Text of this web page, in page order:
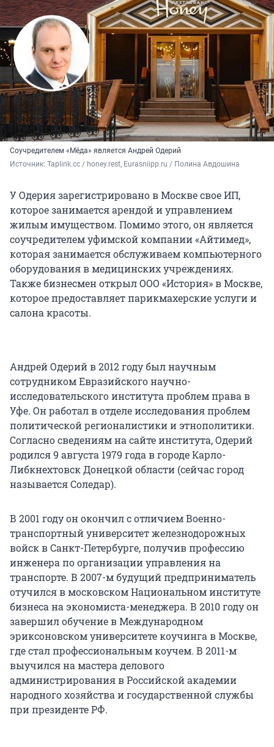
Соучредителем «Мёда» является Андрей Одерий
Источник: Taplink.cc / honey.rest, Eurasniipp.ru / Полина Авдошина
У Одерия зарегистрировано в Москве свое ИП,
которое занимается арендой и управлением
жилым имуществом. Помимо этого, он является
соучредителем уфимской компании «Айтимед»,
которая занимается обслуживаем компьютерного
оборудования в медицинских учреждениях.
Также бизнесмен открыл ООО «История» в Москве,
которое предоставляет парикмахерские услуги и
салона красоты.
Андрей Одерий в 2012 году был научным
сотрудником Евразийского научно-
исследовательского института проблем права в
Уфе. Он работал в отделе исследования проблем
политической регионалистики и этнополитики.
Согласно сведениям на сайте института, Одерий
родился 9 августа 1979 года в городе Карло-
Либкнехтовск Донецкой области (сейчас город
называется Соледар).
В 2001 году он окончил с отличием Военно-
транспортный университет железнодорожных
войск в Санкт-Петербурге, получив профессию
инженера по организации управления на
транспорте. В 2007-м будущий предприниматель
отучился в московском Национальном институте
бизнеса на экономиста-менеджера. В 2010 году он
завершил обучение в Международном
эриксоновском университете коучинга в Москве,
где стал профессиональным коучем. В 2011-м
выучился на мастера делового
администрирования в Российской академии
народного хозяйства и государственной службы
при президенте РФ.